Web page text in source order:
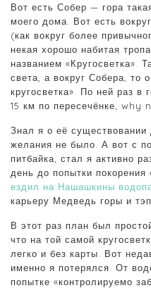
Вот есть Собер — гора
моего дома. Вот есть
(как вокруг более
некая хорошо набитая
названием «Кругосветка».
света, а вокруг Собера, то
кругосветка». По ней раз в
15 км по пересечёнке, why
Знал я о её
желания не было. А вот с
питбайка, стал я активно
день до попытки покорения
ездил на Нашашкины
карьеру Медведь горы и
В этот раз план был
что на той самой
легко и без карты. Вот
именно я потерялся. От
попытке «контролируемо